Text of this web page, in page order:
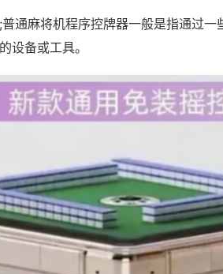
通麻将机程序控牌器一般是指通过
设备或工具。